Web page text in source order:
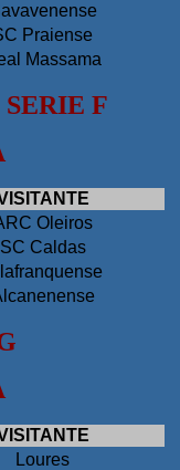
Praiense
Massama
F
Oleiros
SC Caldas
Loures